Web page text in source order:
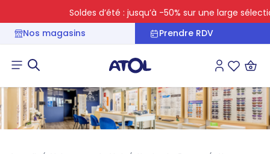
Soldes d’été : jusqu’à -50% sur une large sélection
Nos magasins
Prendre RDV
Connexion